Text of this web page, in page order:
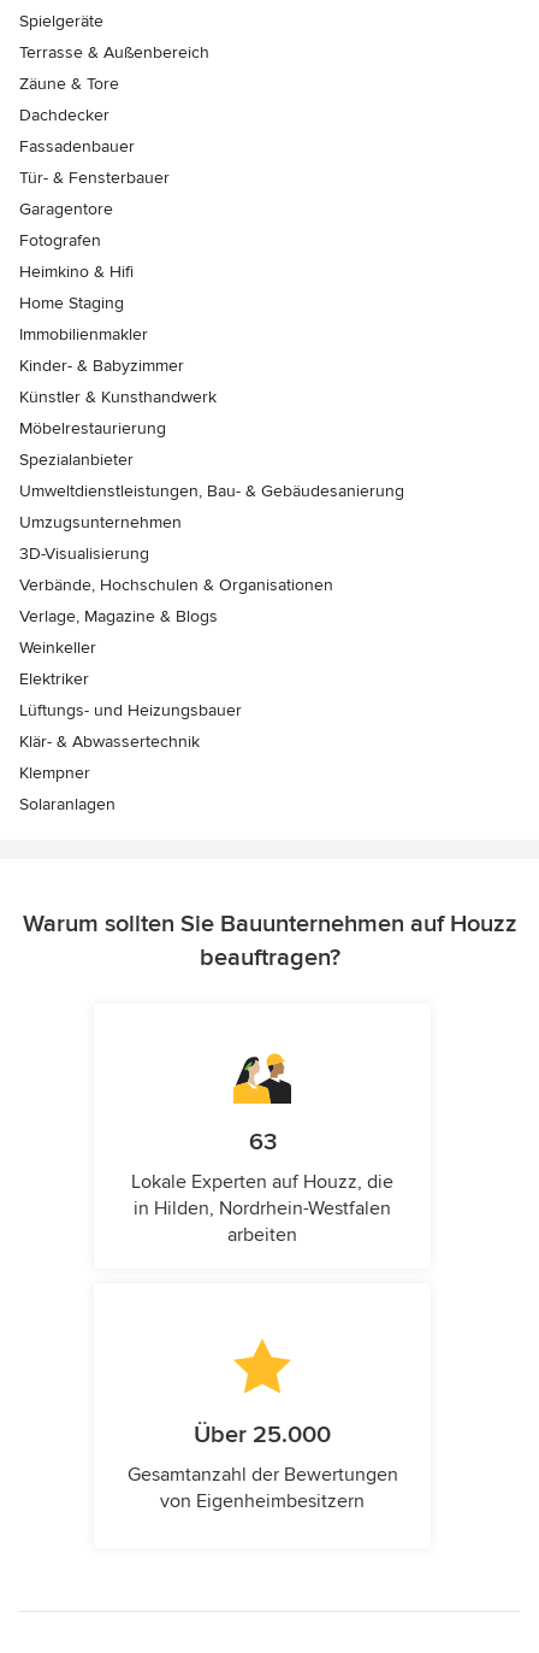
Spielgeräte
Terrasse & Außenbereich
Zäune & Tore
Dachdecker
Fassadenbauer
Tür- & Fensterbauer
Garagentore
Fotografen
Heimkino & Hifi
Home Staging
Immobilienmakler
Kinder- & Babyzimmer
Künstler & Kunsthandwerk
Möbelrestaurierung
Spezialanbieter
Umweltdienstleistungen, Bau- & Gebäudesanierung
Umzugsunternehmen
3D-Visualisierung
Verbände, Hochschulen & Organisationen
Verlage, Magazine & Blogs
Weinkeller
Elektriker
Lüftungs- und Heizungsbauer
Klär- & Abwassertechnik
Klempner
Solaranlagen
Warum sollten Sie Bauunternehmen auf Houzz
beauftragen?
63
Lokale Experten auf Houzz, die
in Hilden, Nordrhein-Westfalen
arbeiten
Über 25.000
Gesamtanzahl der Bewertungen
von Eigenheimbesitzern